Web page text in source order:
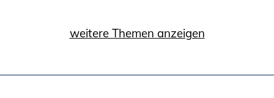
weitere Themen anzeigen